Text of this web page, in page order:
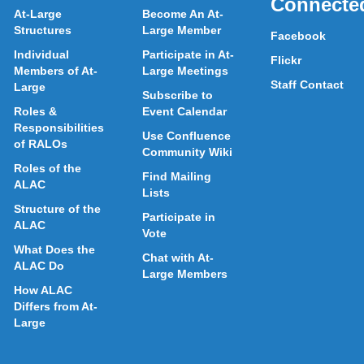
At-Large
Structures
Individual
Members of At-
Large
Roles &
Responsibilities
of RALOs
Roles of the
ALAC
Structure of the
ALAC
What Does the
ALAC Do
How ALAC
Differs from At-
Large
Become An At-
Large Member
Participate in At-
Large Meetings
Subscribe to
Event Calendar
Use Confluence
Community Wiki
Find Mailing
Lists
Participate in
Vote
Chat with At-
Large Members
Facebook
Flickr
Staff Contact